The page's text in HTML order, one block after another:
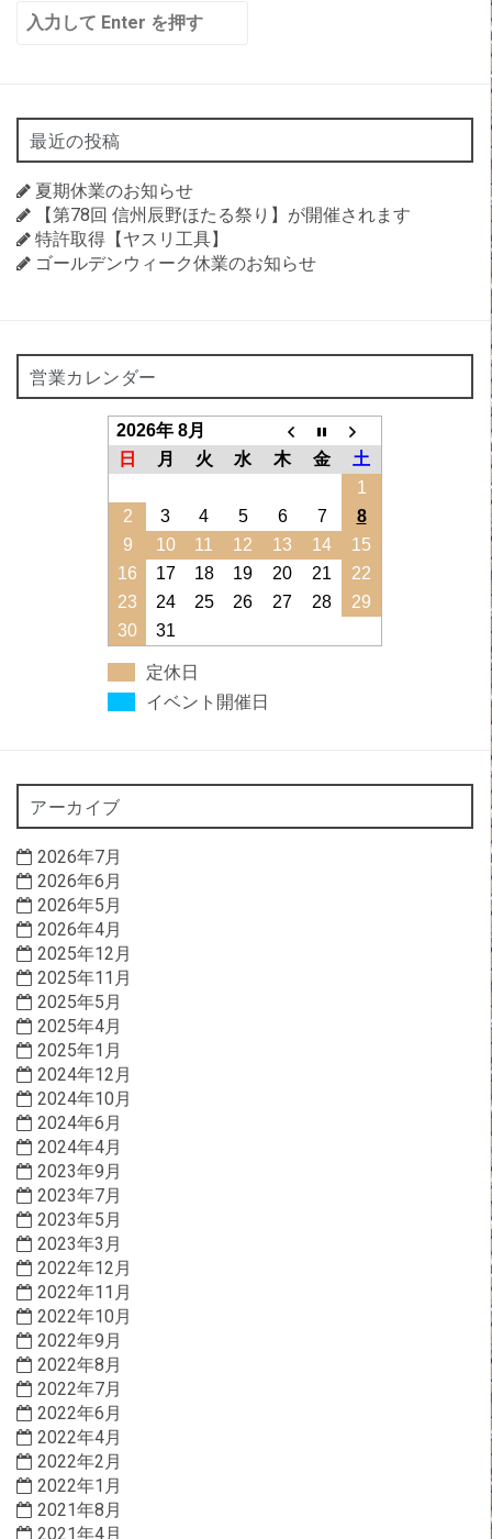
検
索:
最近の投稿
夏期休業のお知らせ
【第78回 信州辰野ほたる祭り】が開催されます
特許取得【ヤスリ工具】
ゴールデンウィーク休業のお知らせ
営業カレンダー
2026年 8月
日
月 火 水 木 金
土
1
2
3 4 5 6 7
8
9
10 11 12 13 14
15
16
17 18 19 20 21
22
23
24 25 26 27 28
29
30
31
定休日
イベント開催日
アーカイブ
2026年7月
2026年6月
2026年5月
2026年4月
2025年12月
2025年11月
2025年5月
2025年4月
2025年1月
2024年12月
2024年10月
2024年6月
2024年4月
2023年9月
2023年7月
2023年5月
2023年3月
2022年12月
2022年11月
2022年10月
2022年9月
2022年8月
2022年7月
2022年6月
2022年4月
2022年2月
2022年1月
2021年8月
2021年4月